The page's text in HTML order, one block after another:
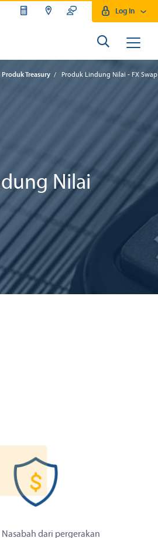
Log In
Produk Treasury / Produk Lindung Nilai - FX Swap
Nilai
dari pergerakan